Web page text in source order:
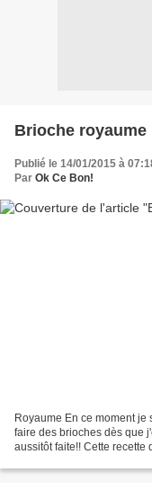
Brioche royaume
Publié le 14/01/2015 à
Par Ok Ce Bon!
Royaume En ce moment
faire des brioches dès que
aussitôt faite!! Cette recette